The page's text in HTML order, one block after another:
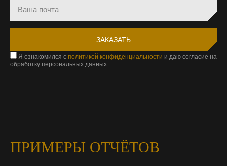
Я ознакомился с политикой конфиденциальности и даю согласие на
обработку персональных данных
ПРИМЕРЫ ОТЧЁТОВ